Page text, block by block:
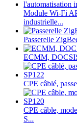
Module Wi-Fi
industrielle...
Passerelle
ECMM,
CPE câblé,
CPE câble,
S...